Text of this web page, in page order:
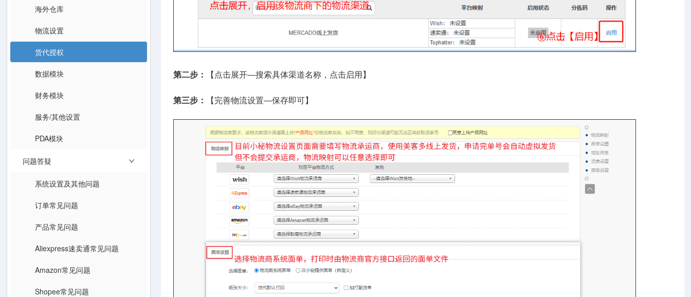
海外仓库
物流设置
货代授权
数据模块
财务模块
服务/其他设置
PDA模块
问题答疑
系统设置及其他问题
订单常见问题
产品常见问题
Aliexpress速卖通常见问题
Amazon常见问题
Shopee常见问题
第二步： 【点击展开—搜索具体渠道名称，点击启用】
第三步： 【完善物流设置—保存即可】